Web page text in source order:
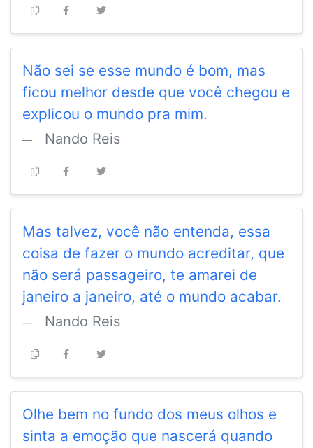
Não sei se esse mundo é bom, mas
ficou melhor desde que você chegou e
explicou o mundo pra mim.
Nando Reis
Mas talvez, você não entenda, essa
coisa de fazer o mundo acreditar, que
não será passageiro, te amarei de
janeiro a janeiro, até o mundo acabar.
Nando Reis
Olhe bem no fundo dos meus olhos e
sinta a emoção que nascerá quando